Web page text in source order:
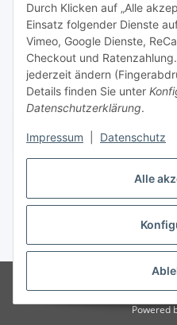
Alle
Durch Klicken auf „Alle
Einsatz folgender Dienste
Vimeo, Google Dienste,
Checkout und
jederzeit ändern
Details finden Sie unter
Datenschutzerklärung.
Impressum Datenschutz
Unsere Seiten
Social Media
Vertrag
* Alle Preise inkl. gesetzlicher USt.,
Versand
Onlineshop für
Powered